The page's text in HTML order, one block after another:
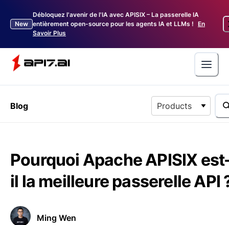
New
Débloquez l'avenir de l'IA avec APISIX – La passerelle IA
entièrement open-source pour les agents IA et LLMs ! En
Savoir Plus
Blog Products
Pourquoi Apache APISIX
il la meilleure passerelle API
Ming Wen